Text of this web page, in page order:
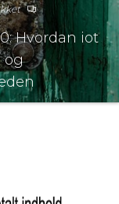
Hvordan iot
og